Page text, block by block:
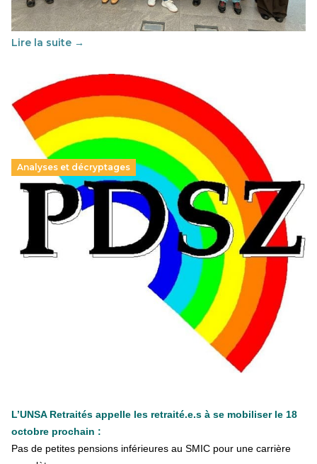
soutenu par l'union Européenne et centré sur l'éducation
au vivre-ensemble : quelles différences entre la France…
Lire la suite →
Analyses et décryptages
Hongrie : du changement pour les politiques
éducatives, aussi !
25 juin 2026
En Hongrie, le conservateur Peter Magyar et son parti
Tisza "Respect et liberté" ont remporté une large victoire,
contre le premier ministre sortant, Viktor Orban,…
L’UNSA Retraités appelle les retraité.e.s à se mobiliser le 18
octobre prochain :
Pas de petites pensions inférieures au SMIC pour une carrière